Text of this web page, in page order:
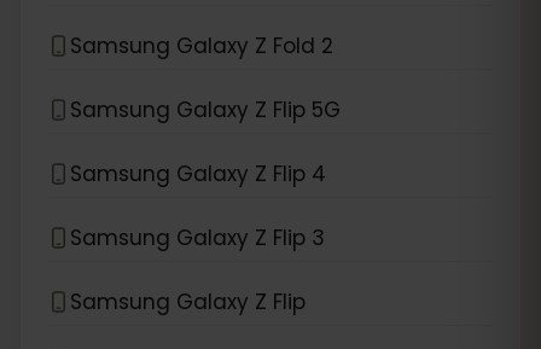
Samsung Galaxy Z Fold 2
Samsung Galaxy Z Flip 5G
Samsung Galaxy Z Flip 4
Samsung Galaxy Z Flip 3
Samsung Galaxy Z Flip